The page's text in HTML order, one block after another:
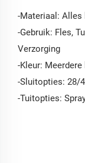
-Materiaal:
-Gebruik: Fles,
Verzorging
-Kleur: Meerdere
-Sluitopties: 28/
-Tuitopties: